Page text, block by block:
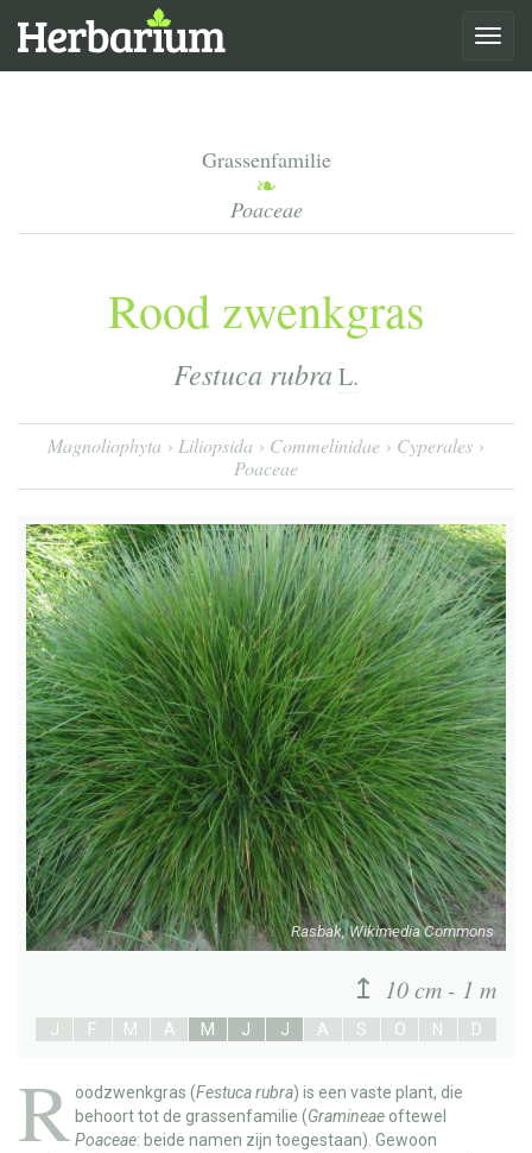
Toggle
Grassenfamilie
Poaceae
Rood zwenkgras
Festuca rubra L.
Magnoliophyta Liliopsida Commelinidae
Cyperales
Poaceae
Rasbak, Wikimedia Commons
10 cm - 1 m
J F M A M J J A S O N D
R oodzwenkgras (Festuca rubra) is een vaste plant, die
behoort tot de grassenfamilie (Gramineae oftewel
Poaceae: beide namen zijn toegestaan). Gewoon